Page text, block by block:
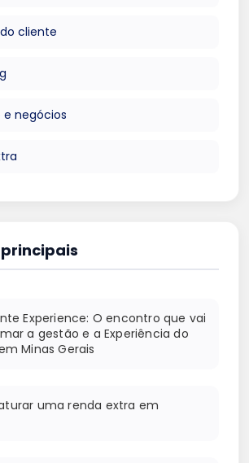
cliente
e negócios
Experience: O encontro que vai
a gestão e a Experiência do
Minas Gerais
uma renda extra em